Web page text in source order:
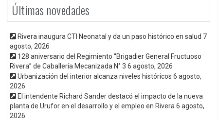
Últimas novedades
Rivera inaugura CTI Neonatal y da un paso histórico en salud 7
agosto, 2026
128 aniversario del Regimiento “Brigadier General Fructuoso
Rivera” de Caballería Mecanizada N° 3 6 agosto, 2026
Urbanización del interior alcanza niveles históricos 6 agosto,
2026
El intendente Richard Sander destacó el impacto de la nueva
planta de Urufor en el desarrollo y el empleo en Rivera 6 agosto,
2026